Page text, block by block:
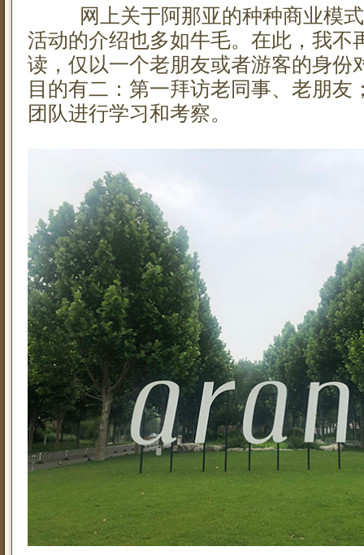
网上关于阿那亚的种种商业模式
活动的介绍也多如牛毛。在此，我不
读，仅以一个老朋友或者游客的身份
目的有二：第一拜访老同事、老朋友
团队进行学习和考察。